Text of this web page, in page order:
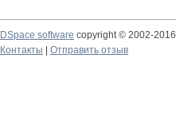
DSpace software copyright © 2002-2016
Контакты
Отправить отзыв